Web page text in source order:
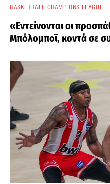
BASKETBALL CHAMPIONS LEAGUE
«Εντείνονται οι
Μπόλομποϊ, κοντά σε